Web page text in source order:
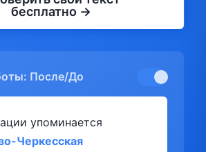
бесплатно →
После/До
упоминается
Черкесская